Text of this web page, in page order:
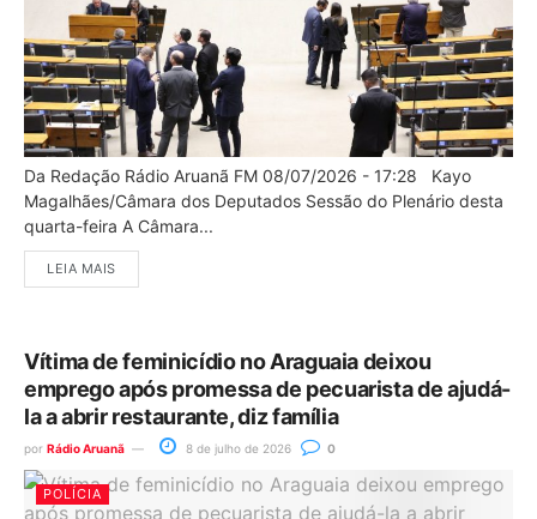
Da Redação Rádio Aruanã FM 08/07/2026 - 17:28 Kayo
Magalhães/Câmara dos Deputados Sessão do Plenário desta
quarta-feira A Câmara...
LEIA MAIS
Vítima de feminicídio no Araguaia deixou
emprego após promessa de pecuarista de ajudá-
la a abrir restaurante, diz família
por Rádio Aruanã 8 de julho de 2026 0
POLÍCIA